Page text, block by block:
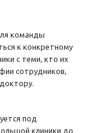
команды
к конкретному
с теми, кто их
сотрудников,
под
клиники до